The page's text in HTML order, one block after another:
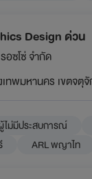
Design ด่วน
อซโซ่ จำกัด
ทพมหานคร เขตจตุ
ไม่มีประสบการณ์
ARL พญาไท